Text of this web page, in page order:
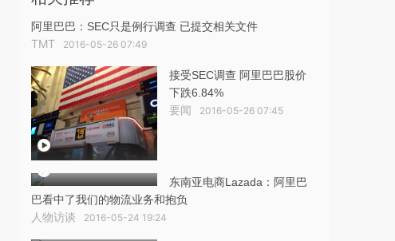
阿里巴巴：SEC只是例行调查 已提交相关文件
TMT 2016-05-26 07:49
接受SEC调查 阿里巴巴股价
下跌6.84%
要闻 2016-05-26 07:45
东南亚电商Lazada：阿里巴
巴看中了我们的物流业务和抱负
人物访谈 2016-05-24 19:24